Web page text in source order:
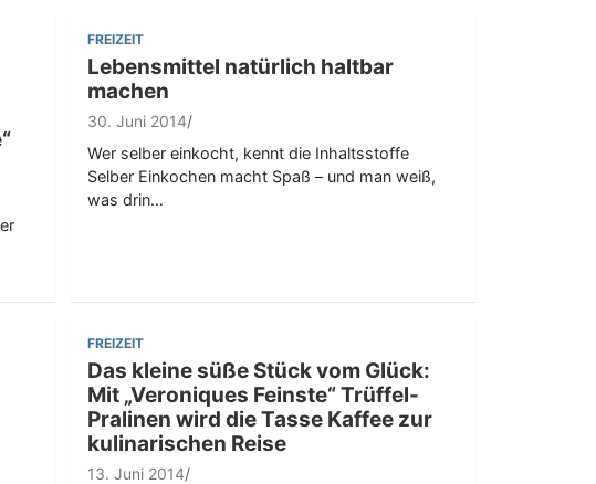
FREIZEIT
Lebensmittel natürlich haltbar
machen
30. Juni 2014
Wer selber einkocht, kennt die Inhaltsstoffe
Selber Einkochen macht Spaß – und man weiß,
was drin…
FREIZEIT
Das kleine süße Stück vom Glück:
Mit „Veroniques Feinste“ Trüffel-
Pralinen wird die Tasse Kaffee zur
kulinarischen Reise
13. Juni 2014